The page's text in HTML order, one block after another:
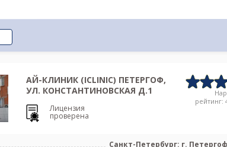
АЙ-КЛИНИК (ICLINIC) ПЕТЕРГОФ,
УЛ. КОНСТАНТИНОВСКАЯ Д.1
Лицензия
проверена
рейтинг:
Санкт-Петербург: г.